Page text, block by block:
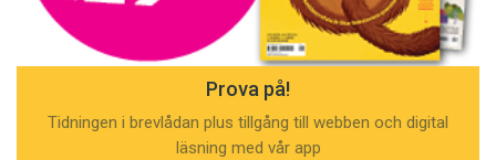
Prova på!
Tidningen i brevlådan plus tillgång till webben och digital
läsning med vår app